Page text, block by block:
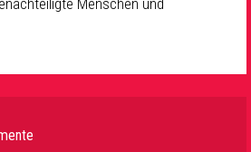
Menschen und